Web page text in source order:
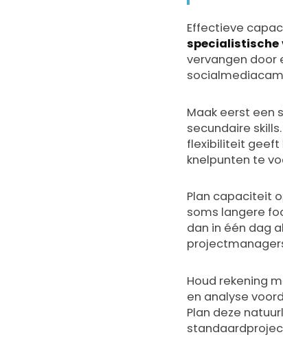
Effectieve
specialistische
vervangen door
Maak eerst een
secundaire
flexibiliteit geeft
knelpunten te
Plan capaciteit
soms langere
dan in één dag
Houd rekening
en analyse
Plan deze